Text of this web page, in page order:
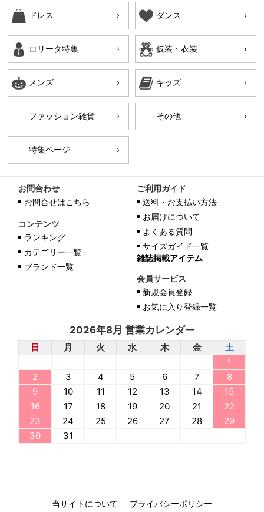
ドレス ダンス
ロリータ特集 仮装・衣装
メンズ キッズ
ファッション雑貨 その他
特集ページ
お問合わせ
お問合せはこちら
コンテンツ
ランキング
カテゴリー一覧
ブランド一覧
ご利用ガイド
送料・お支払い方法
お届けについて
よくある質問
サイズガイド一覧
雑誌掲載アイテム
会員サービス
新規会員登録
お気に入り登録一覧
2026年8月 営業カレンダー
日 月 火 水 木 金
土
1
2
3 4 5 6 7
8
9
10 11 12 13 14
15
16
17 18 19 20 21
22
23
24 25 26 27 28
29
30
31
当サイトについて プライバシーポリシー